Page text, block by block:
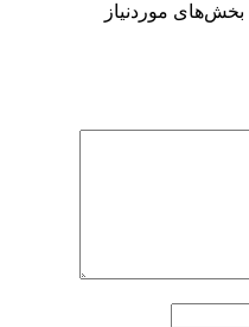
بخش‌های موردنیاز